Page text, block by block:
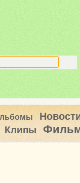
Клипы